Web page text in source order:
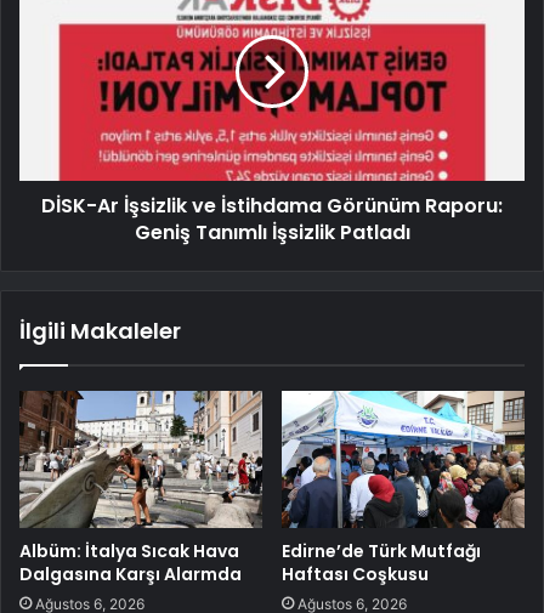
DİSK-Ar İşsizlik ve İstihdama Görünüm Raporu:
Geniş Tanımlı İşsizlik Patladı
İlgili Makaleler
Albüm: İtalya Sıcak Hava
Dalgasına Karşı Alarmda
Ağustos 6, 2026
Edirne’de Türk Mutfağı
Haftası Coşkusu
Ağustos 6, 2026